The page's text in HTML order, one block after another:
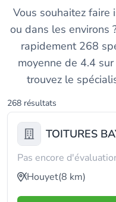
Vous souhaitez faire
ou dans les environs
rapidement 268
moyenne de 4.4
trouvez le
268 résultats
TOITURES
Pas encore
Houyet(8 km)